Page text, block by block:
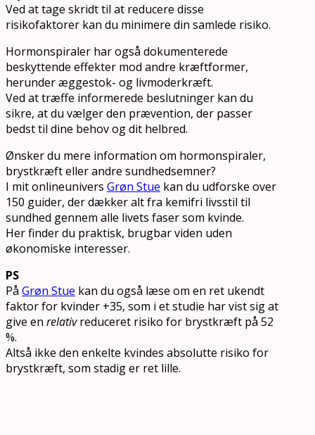
Ved at tage skridt til at reducere disse
risikofaktorer kan du minimere din samlede risiko.
Hormonspiraler har også dokumenterede
beskyttende effekter mod andre kræftformer,
herunder æggestok- og livmoderkræft.
Ved at træffe informerede beslutninger kan du
sikre, at du vælger den prævention, der passer
bedst til dine behov og dit helbred.
Ønsker du mere information om hormonspiraler,
brystkræft eller andre sundhedsemner?
I mit onlineunivers Grøn Stue kan du udforske over
150 guider, der dækker alt fra kemifri livsstil til
sundhed gennem alle livets faser som kvinde.
Her finder du praktisk, brugbar viden uden
økonomiske interesser.
PS
På Grøn Stue kan du også læse om en ret ukendt
faktor for kvinder +35, som i et studie har vist sig at
give en relativreduceret risiko for brystkræft på 52
%.
Altså ikke den enkelte kvindes absolutte risiko for
brystkræft, som stadig er ret lille.